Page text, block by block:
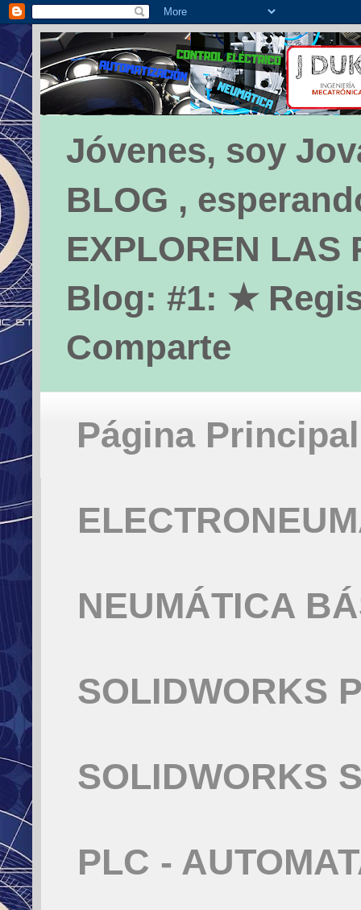
Jóvenes, soy
BLOG ,
EXPLOREN LAS
Blog: #1: ★
Comparte
Página Principal
NEUMÁTICA
SOLIDWORKS
SOLIDWORKS
PLC -